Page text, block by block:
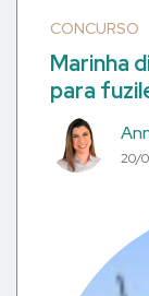
CONCURSO
Marinha
para
20/